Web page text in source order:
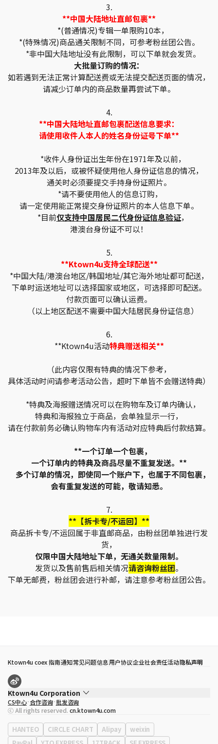
3.
**中国大陆地址直邮包裹**
*(普通情况)专辑一单限购10本，
*(特殊情况)商品通关限制不同，可参考粉丝团公告。
*非中国大陆地址没有此限制，可以下单就会发货。
大批量订购的情况：
如若遇到无法正常计算配送费或无法提交配送页面的情况，
请减少订单内的商品数量再尝试下单。
4.
**中国大陆地址直邮包裹配送信息要求：
请使用收件人本人的姓名身份证号下单**
*收件人身份证出生年份在1971年及以前，
2013年及以后，或被怀疑使用他人身份证信息的情况，
通关时必须要提交手持身份证照片。
*请不要使用他人的信息订购，
请一定使用能正常提交身份证照片的本人信息下单。
*目前仅支持中国居民二代身份证信息验证，
港澳台身份证不可以！
5.
**Ktown4u支持全球配送**
*中国大陆/港澳台地区/韩国地址/其它海外地址都可配送，
下单时运送地址可以选择国家或地区，可选择即可配送。
付款页面可以确认运费。
（以上地区配送不需要中国大陆居民身份证信息）
6.
**Ktown4u活动特典赠送相关**
（此内容仅限有特典的情况下参考，
具体活动时间请参考活动公告，超时下单皆不会赠送特典）
*特典及海报赠送情况可以在购物车及订单内确认，
特典和海报独立于商品，会单独显示一行，
请在付款前务必确认购物车内有活动对应特典后付款结算。
**一个订单一个包裹，
一个订单内的特典及商品尽量不重复发送。**
多个订单的情况，即使同一个账户下，也属于不同包裹，
会有重复发送的可能，敬请知悉。
7.
**【拆卡专/不运回】**
商品拆卡专/不运回属于非直邮商品，由粉丝团单独进行发
货，
仅限中国大陆地址下单，无通关数量限制。
发货以及售前售后相关情况请咨询粉丝团。
下单无邮费，粉丝团会进行补邮，请注意参考粉丝团公告。
Ktown4u coex 指南通知常见问题信息用户协议企业社会责任活动隐私声明
Ktown4u Corporation
代表
宋効珉
营业执照 120-87-71116
公司地址 首尔特别市 江南区 岭东大路 513号 3楼 （三成洞， coex)
CS中心 合作咨询 批发咨询
ⓒ All rights reserved. cn.ktown4u.com
HANTEO CIRCLE CHART Alipay
weixin